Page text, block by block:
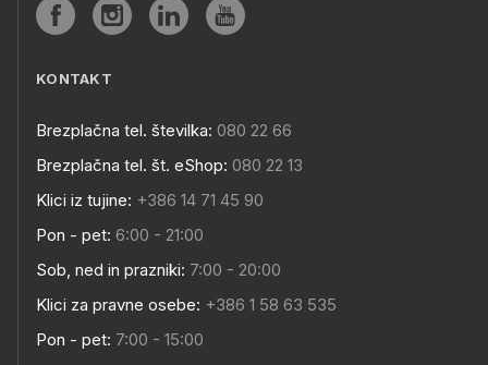
KONTAKT
Brezplačna tel. številka: 080 22 66
Brezplačna tel. št. eShop: 080 22 13
Klici iz tujine: +386 14 71 45 90
Pon - pet: 6:00 - 21:00
Sob, ned in prazniki: 7:00 - 20:00
Klici za pravne osebe: +386 1 58 63 535
Pon - pet: 7:00 - 15:00